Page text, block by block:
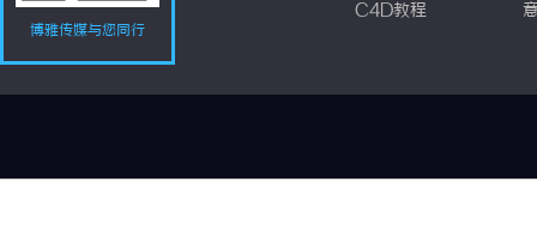
博雅传媒与您同行
C4D教程